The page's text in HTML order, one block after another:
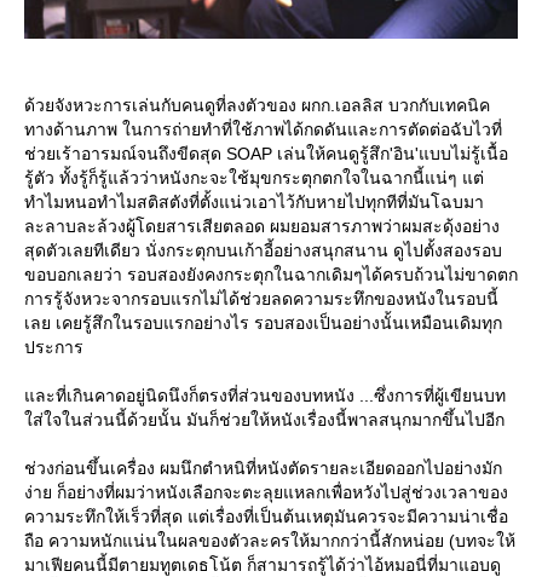
ด้วยจังหวะการเล่นกับคนดูที่ลงตัวของ ผกก.เอลลิส บวกกับเทคนิค
ทางด้านภาพ ในการถ่ายทำที่ใช้ภาพได้กดดันและการตัดต่อฉับไวที่
ช่วยเร้าอารมณ์จนถึงขีดสุด SOAP เล่นให้คนดูรู้สึก'อิน'แบบไม่รู้เนื้อ
รู้ตัว ทั้งรู้ก็รู้แล้วว่าหนังกะจะใช้มุขกระตุกตกใจในฉากนี้แน่ๆ แต่
ทำไมหนอทำไมสติสตังที่ตั้งแน่วเอาไว้กับหายไปทุกทีที่มันโฉบมา
ละลาบละล้วงผู้โดยสารเสียตลอด ผมยอมสารภาพว่าผมสะดุ้งอย่าง
สุดตัวเลยทีเดียว นั่งกระตุกบนเก้าอี้อย่างสนุกสนาน ดูไปตั้งสองรอบ
ขอบอกเลยว่า รอบสองยังคงกระตุกในฉากเดิมๆได้ครบถ้วนไม่ขาดตก
การรู้จังหวะจากรอบแรกไม่ได้ช่วยลดความระทึกของหนังในรอบนี้
เลย เคยรู้สึกในรอบแรกอย่างไร รอบสองเป็นอย่างนั้นเหมือนเดิมทุก
ประการ
ละที่เกินคาดอยู่นิดนึงก็ตรงที่ส่วนของบทหนัง ...ซึ่งการที่ผู้เขียนบท
ส่ใจในส่วนนี้ด้วยนั้น มันก็ช่วยให้หนังเรื่องนี้พาลสนุกมากขึ้นไปอีก
ช่วงก่อนขึ้นเครื่อง ผมนึกตำหนิที่หนังตัดรายละเอียดออกไปอย่างมัก
ง่าย ก็อย่างที่ผมว่าหนังเลือกจะตะลุยแหลกเพื่อหวังไปสู่ช่วงเวลาของ
ความระทึกให้เร็วที่สุด แต่เรื่องที่เป็นต้นเหตุมันควรจะมีความน่าเชื่อ
ถือ ความหนักแน่นในผลของตัวละครให้มากกว่านี้สักหน่อย (บทจะให้
มาเฟียคนนี้มีตายมทูตเดธโน้ต ก็สามารถรู้ได้ว่าไอ้หมอนี่ที่มาแอบดู